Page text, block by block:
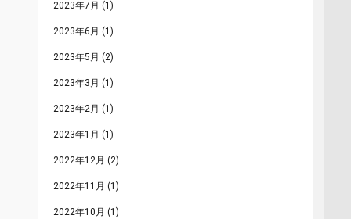
2023年7月 (1)
2023年6月 (1)
2023年5月 (2)
2023年3月 (1)
2023年2月 (1)
2023年1月 (1)
2022年12月 (2)
2022年11月 (1)
2022年10月 (1)